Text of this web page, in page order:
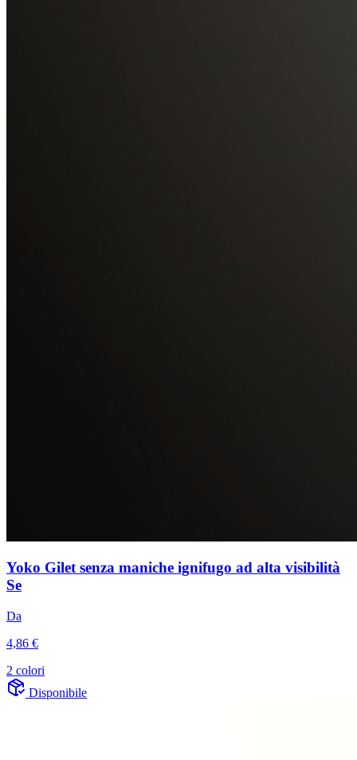
Yoko Gilet senza maniche ignifugo ad alta visibilità
Se
Da
4,86 €
2 colori
Disponibile